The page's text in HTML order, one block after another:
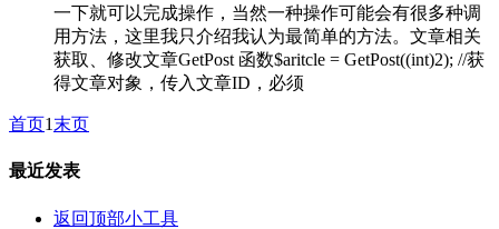
一下就可以完成操作，当然一种操作可能会有很多种调
用方法，这里我只介绍我认为最简单的方法。文章相关
获取、修改文章GetPost 函数$aritcle = GetPost((int)2); //获
得文章对象，传入文章ID，必须
首页1 末页
最近发表
返回顶部小工具